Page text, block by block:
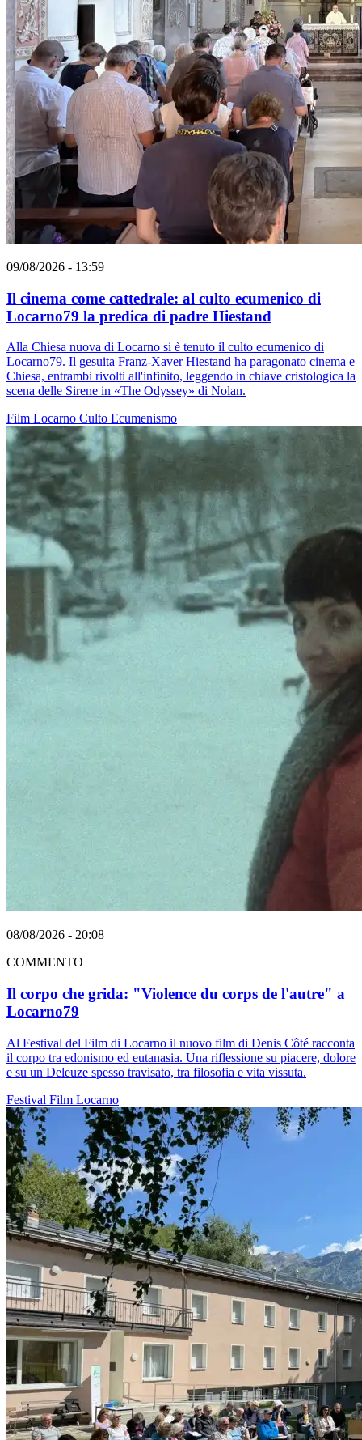
09/08/2026 - 13:59
Il cinema come cattedrale: al culto ecumenico di
Locarno79 la predica di padre Hiestand
Alla Chiesa nuova di Locarno si è tenuto il culto ecumenico di
Locarno79. Il gesuita Franz-Xaver Hiestand ha paragonato cinema e
Chiesa, entrambi rivolti all'infinito, leggendo in chiave cristologica la
scena delle Sirene in «The Odyssey» di Nolan.
Film Locarno Culto Ecumenismo
08/08/2026 - 20:08
COMMENTO
Il corpo che grida: "Violence du corps de l'autre" a
Locarno79
Al Festival del Film di Locarno il nuovo film di Denis Côté racconta
il corpo tra edonismo ed eutanasia. Una riflessione su piacere, dolore
e su un Deleuze spesso travisato, tra filosofia e vita vissuta.
Festival Film Locarno